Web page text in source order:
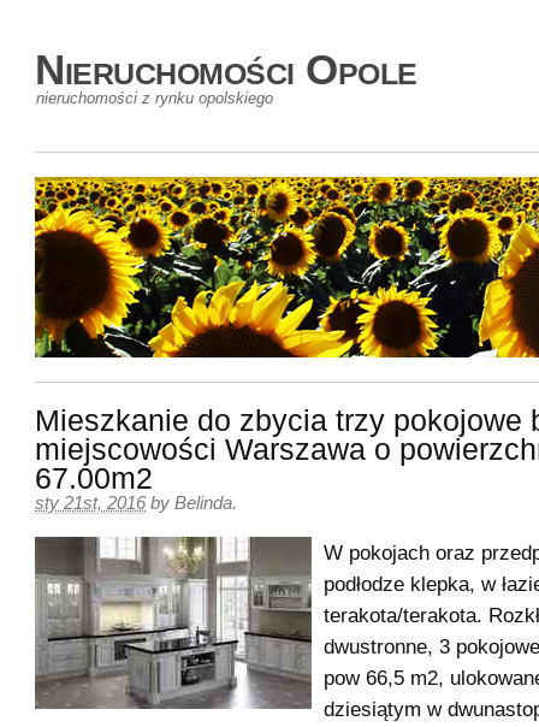
Nieruchomości Opole
nieruchomości z rynku opolskiego
Mieszkanie do zbycia trzy pokojowe
miejscowości Warszawa o
67.00m2
sty 21st, 2016 by Belinda.
W pokojach oraz
podłodze klepka, w
terakota/terakota.
dwustronne, 3
pow 66,5 m2,
dziesiątym w